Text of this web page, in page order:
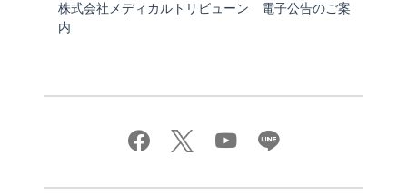
株式会社メディカルトリビューン 電子公告のご案
内